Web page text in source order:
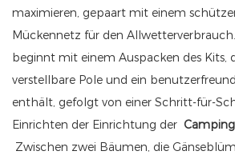
maximieren, gepaart mit einem
Mückennetz für den
beginnt mit einem Auspacken des Kits,
verstellbare Pole und ein
enthält, gefolgt von einer Schritt-für-
Einrichten der Einrichtung der
Zwischen zwei Bäumen, die